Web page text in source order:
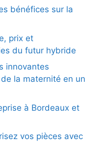
bénéfices sur la
prix et
du futur hybride
innovantes
la maternité en un
à Bordeaux et
vos pièces avec